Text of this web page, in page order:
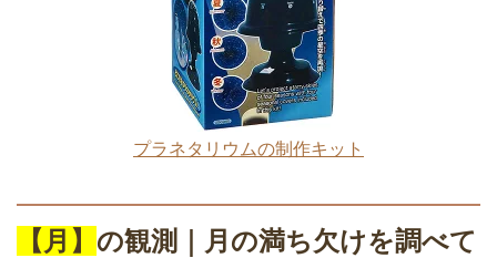
プラネタリウムの制作キット
【月】 の観測｜月の満ち欠けを調べて